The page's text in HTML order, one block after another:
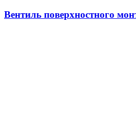
Вентиль поверхностного